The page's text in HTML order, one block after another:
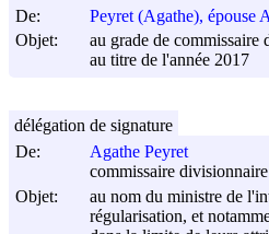
De:
Peyret (Agathe), épouse
Objet:
au grade de
au titre de l'année 2017
De:
Agathe Peyret
commissaire
Objet:
au nom du ministre de
régularisation, et
délégation de signature